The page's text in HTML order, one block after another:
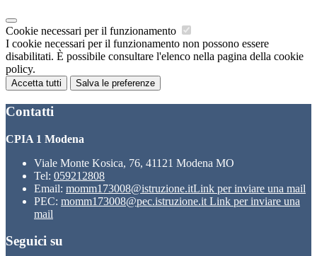
Cookie necessari per il funzionamento
I cookie necessari per il funzionamento non possono essere
disabilitati. È possibile consultare l'elenco nella pagina della cookie
policy.
Accetta tutti Salva le preferenze
Contatti
CPIA 1 Modena
Viale Monte Kosica, 76, 41121 Modena MO
Tel: 059212808
Email: momm173008@istruzione.itLink per inviare una mail
PEC: momm173008@pec.istruzione.it Link per inviare una
mail
Seguici su